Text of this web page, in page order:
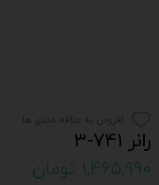
رانر 741-3
۱,۴۶۵,۹۹۰ تومان
افزودن به علاقه مندی ها